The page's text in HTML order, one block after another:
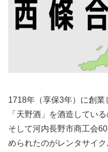
1718年（享保3年）に創
「天野酒」を酒造してい
そして河内長野市商工会
められたのがレンタサイ